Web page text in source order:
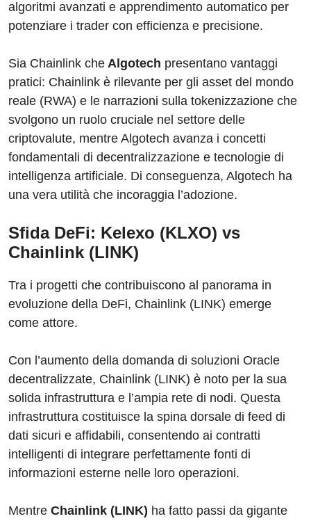
algoritmi avanzati e apprendimento automatico per
potenziare i trader con efficienza e precisione.
Sia Chainlink che Algotech presentano vantaggi
pratici: Chainlink è rilevante per gli asset del mondo
reale (RWA) e le narrazioni sulla tokenizzazione che
svolgono un ruolo cruciale nel settore delle
criptovalute, mentre Algotech avanza i concetti
fondamentali di decentralizzazione e tecnologie di
intelligenza artificiale. Di conseguenza, Algotech ha
una vera utilità che incoraggia l’adozione.
Sfida DeFi: Kelexo (KLXO) vs
Chainlink (LINK)
Tra i progetti che contribuiscono al panorama in
evoluzione della DeFi, Chainlink (LINK) emerge
come attore.
Con l’aumento della domanda di soluzioni Oracle
decentralizzate, Chainlink (LINK) è noto per la sua
solida infrastruttura e l’ampia rete di nodi. Questa
infrastruttura costituisce la spina dorsale di feed di
dati sicuri e affidabili, consentendo ai contratti
intelligenti di integrare perfettamente fonti di
informazioni esterne nelle loro operazioni.
Mentre Chainlink (LINK) ha fatto passi da gigante